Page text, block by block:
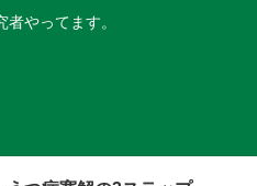
やってます。